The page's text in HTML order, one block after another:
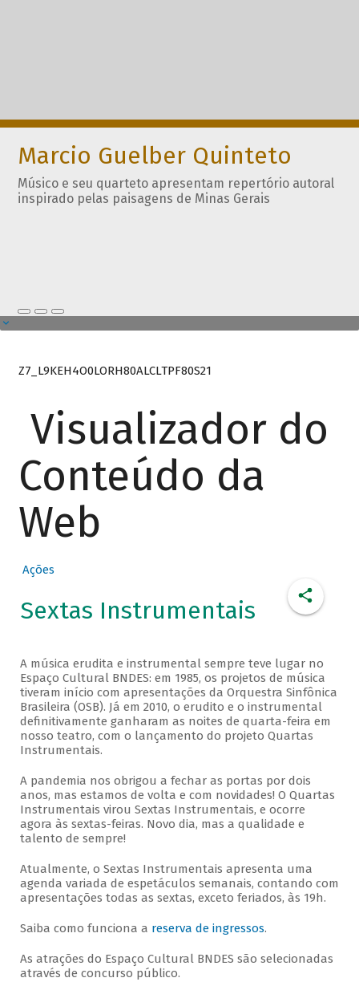
Marcio Guelber Quinteto
Músico e seu quarteto apresentam repertório autoral
inspirado pelas paisagens de Minas Gerais
Z7_L9KEH4O0LORH80ALCLTPF80S21
Visualizador do
Conteúdo da
Web
Ações
Sextas Instrumentais
A música erudita e instrumental sempre teve lugar no
Espaço Cultural BNDES: em 1985, os projetos de música
tiveram início com apresentações da Orquestra Sinfônica
Brasileira (OSB). Já em 2010, o erudito e o instrumental
definitivamente ganharam as noites de quarta-feira em
nosso teatro, com o lançamento do projeto Quartas
Instrumentais.
A pandemia nos obrigou a fechar as portas por dois
anos, mas estamos de volta e com novidades! O Quartas
Instrumentais virou Sextas Instrumentais, e ocorre
agora às sextas-feiras. Novo dia, mas a qualidade e
talento de sempre!
Atualmente, o Sextas Instrumentais apresenta uma
agenda variada de espetáculos semanais, contando com
apresentações todas as sextas, exceto feriados, às 19h.
Saiba como funciona a reserva de ingressos.
As atrações do Espaço Cultural BNDES são selecionadas
através de concurso público.